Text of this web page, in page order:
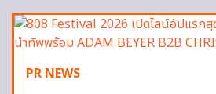
PR NEWS